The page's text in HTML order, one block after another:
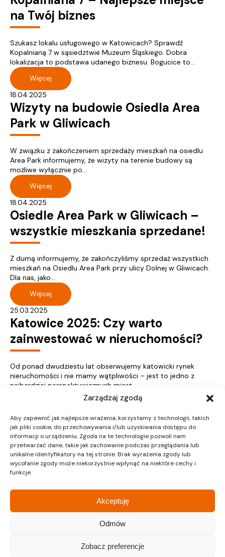
Zarządzaj zgodą
Aby zapewnić jak najlepsze wrażenia, korzystamy z technologii, takich
jak pliki cookie, do przechowywania i/lub uzyskiwania dostępu do
informacji o urządzeniu. Zgoda na te technologie pozwoli nam
przetwarzać dane, takie jak zachowanie podczas przeglądania lub
unikalne identyfikatory na tej stronie. Brak wyrażenia zgody lub
wycofanie zgody może niekorzystnie wpłynąć na niektóre cechy i
funkcje.
Akceptuję
Odmów
Zobacz preferencje
na Twój biznes
Szukasz lokalu usługowego w Katowicach? Sprawdź
Kopalnianą 7 w sąsiedztwie Muzeum Śląskiego. Dobra
lokalizacja to podstawa udanego biznesu. Bogucice to...
Więcej
18.04.2025
Wizyty na budowie Osiedla Area
Park w Gliwicach
W związku z zakończeniem sprzedaży mieszkań na osiedlu
Area Park informujemy, że wizyty na terenie budowy są
możliwe wyłącznie po...
Więcej
18.04.2025
Osiedle Area Park w Gliwicach –
wszystkie mieszkania sprzedane!
Z dumą informujemy, że zakończyliśmy sprzedaż wszystkich
mieszkań na Osiedlu Area Park przy ulicy Dolnej w Gliwicach.
Dla nas, jako...
Więcej
25.03.2025
Katowice 2025: Czy warto
zainwestować w nieruchomości?
Od ponad dwudziestu lat obserwujemy katowicki rynek
nieruchomości i nie mamy wątpliwości – jest to jedno z
najbardziej perspektywicznych miast...
« Poprzednie 1 … 14 15 16 17 18 … 37 Następne »
Mieszkania na sprzedaż Kraków